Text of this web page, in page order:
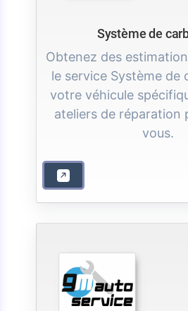
Système de
Obtenez des
le service Système de
votre véhicule
ateliers de réparation
vous.